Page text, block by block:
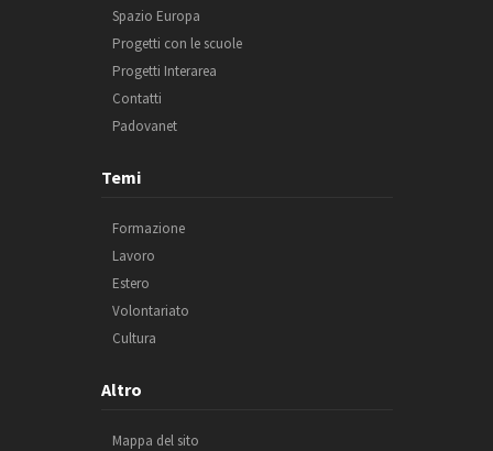
Spazio Europa
Progetti con le scuole
Progetti Interarea
Contatti
Padovanet
Temi
Formazione
Lavoro
Estero
Volontariato
Cultura
Altro
Mappa del sito